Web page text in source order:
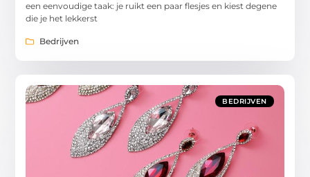
een eenvoudige taak: je ruikt een paar flesjes en kiest degene
die je het lekkerst
Bedrijven
BEDRIJVEN